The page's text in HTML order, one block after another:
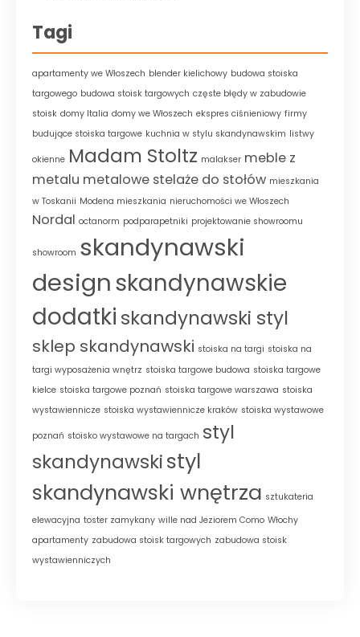
Tagi
apartamenty we Włoszech blender kielichowy budowa stoiska
targowego budowa stoisk targowych częste błędy w zabudowie
stoisk domy Italia domy we Włoszech ekspres ciśnieniowy firmy
budujące stoiska targowe kuchnia w stylu skandynawskim listwy
okienne Madam Stoltz malakser meble z
metalu metalowe stelaże do stołów mieszkania
w Toskanii Modena mieszkania nieruchomości we Włoszech
Nordal octanorm podparapetniki projektowanie showroomu
showroom skandynawski
designskandynawskie
dodatki skandynawski styl
sklep skandynawski stoiska na targi stoiska na
targi wyposażenia wnętrz stoiska targowe budowa stoiska targowe
kielce stoiska targowe poznań stoiska targowe warszawa stoiska
wystawiennicze stoiska wystawiennicze kraków stoiska wystawowe
poznań stoisko wystawowe na targach styl
skandynawskistyl
skandynawski wnętrza sztukateria
elewacyjna toster zamykany wille nad Jeziorem Como Włochy
apartamenty zabudowa stoisk targowych zabudowa stoisk
wystawienniczych